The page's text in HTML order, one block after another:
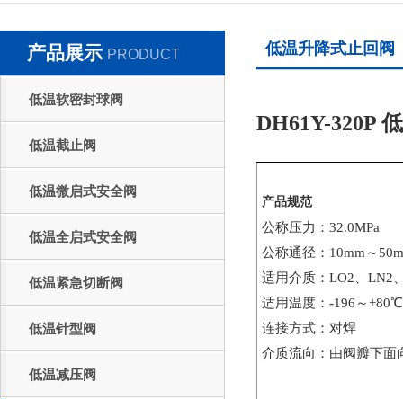
产品展示 PRODUCT
低温软密封球阀
低温截止阀
低温微启式安全阀
低温全启式安全阀
低温紧急切断阀
低温针型阀
低温减压阀
低温升降式止回阀
DH61Y-320P
产品规范
公称压力：32.0MPa
公称通径：10mm～
适用介质：LO2、LN2
适用温度：-196～+80℃
连接方式：对焊
介质流向：由阀瓣下面